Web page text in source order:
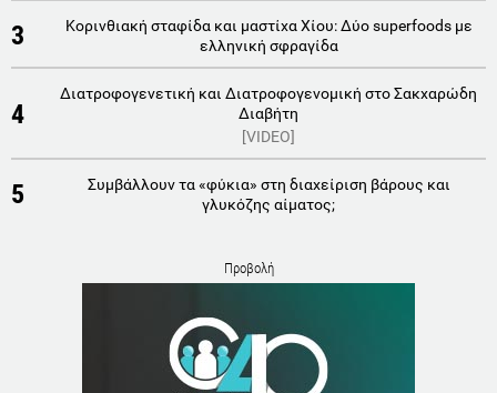
3
Κορινθιακή σταφίδα και μαστίχα Χίου: Δύο superfoods με
ελληνική σφραγίδα
4
Διατροφογενετική και Διατροφογενομική στο Σακχαρώδη
Διαβήτη
[VIDEO]
5
Συμβάλλουν τα «φύκια» στη διαχείριση βάρους και
γλυκόζης αίματος;
Προβολή